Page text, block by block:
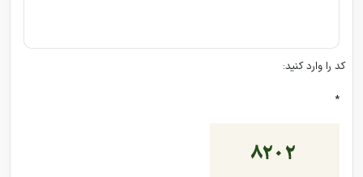
کد را وارد کنید:
*